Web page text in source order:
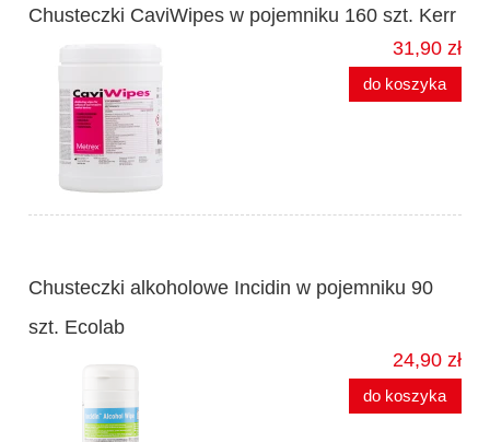
Chusteczki CaviWipes w pojemniku 160 szt. Kerr
31,90 zł
do koszyka
Chusteczki alkoholowe Incidin w pojemniku 90
szt. Ecolab
24,90 zł
do koszyka